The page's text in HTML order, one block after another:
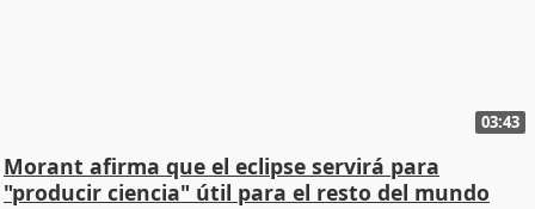
03:43
Morant afirma que el eclipse servirá para
"producir ciencia" útil para el resto del mundo